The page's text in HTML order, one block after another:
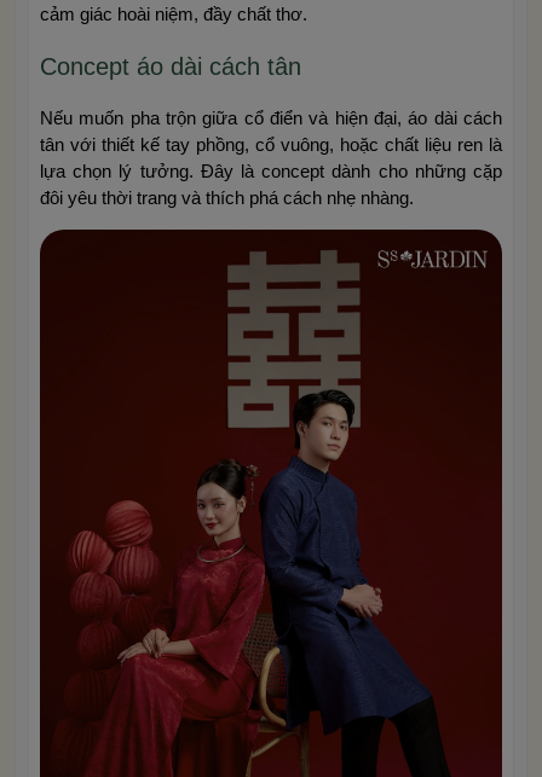
cảm giác hoài niệm, đầy chất thơ.
Concept áo dài cách tân
Nếu muốn pha trộn giữa cổ điển và hiện đại, áo dài cách
tân với thiết kế tay phồng, cổ vuông, hoặc chất liệu ren là
lựa chọn lý tưởng. Đây là concept dành cho những cặp
đôi yêu thời trang và thích phá cách nhẹ nhàng.